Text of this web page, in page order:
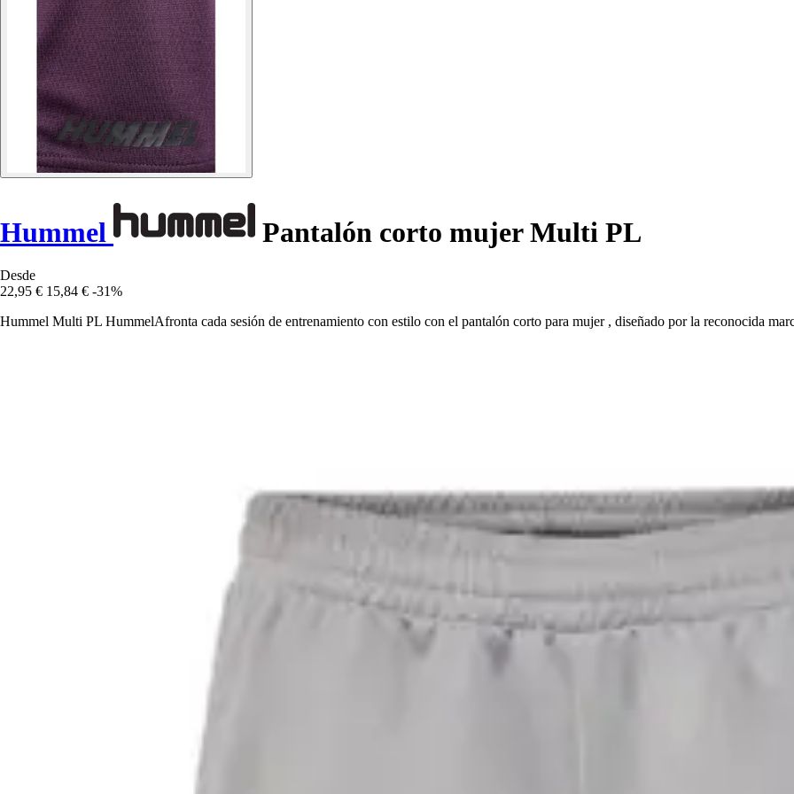
Hummel Pantalón corto mujer Multi PL
Desde
22,95 € 15,84 € -31%
Hummel Multi PL HummelAfronta cada sesión de entrenamiento con estilo con el pantalón corto para mujer , diseñado por la reconocida